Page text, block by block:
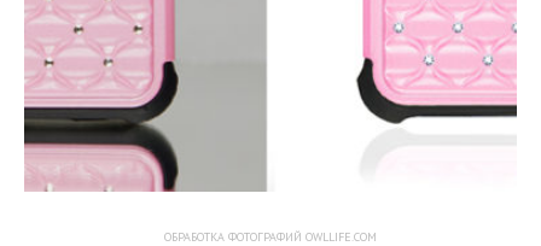
ОБРАБОТКА ФОТОГРАФИЙ OWLLIFE.COM